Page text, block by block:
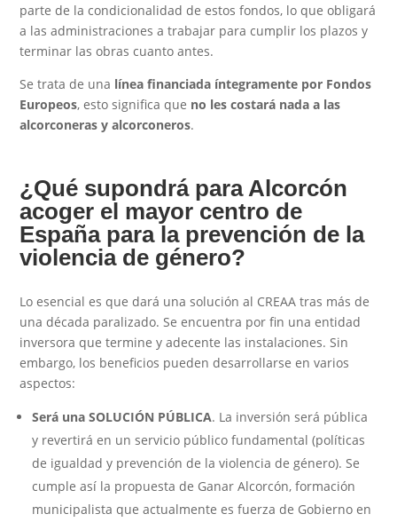
parte de la condicionalidad de estos fondos, lo que obligará
a las administraciones a trabajar para cumplir los plazos y
terminar las obras cuanto antes.
Se trata de una línea financiada íntegramente por Fondos
Europeos, esto significa que no les costará nada a las
alcorconeras y alcorconeros.
¿Qué supondrá para Alcorcón
acoger el mayor centro de
España para la prevención de la
violencia de género?
Lo esencial es que dará una solución al CREAA tras más de
una década paralizado. Se encuentra por fin una entidad
inversora que termine y adecente las instalaciones. Sin
embargo, los beneficios pueden desarrollarse en varios
aspectos:
Será una SOLUCIÓN PÚBLICA. La inversión será pública
y revertirá en un servicio público fundamental (políticas
de igualdad y prevención de la violencia de género). Se
cumple así la propuesta de Ganar Alcorcón, formación
municipalista que actualmente es fuerza de Gobierno en